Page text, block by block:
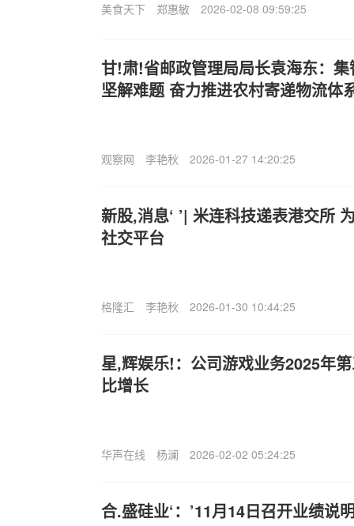
美食天下 郑惠敏 2026-02-08 09:59:25
甘!肃!省邮政管理局局长袁海东：
坚解难题 奋力推进农村寄递物流体
观察网 李艳秋 2026-01-27 14:20:25
新股,消息‘ ’| 米连科技递表港交所
社交平台
格隆汇 李艳秋 2026-01-30 10:44:25
星,辉娱乐!：公司游戏业务2025年
比增长
华声在线 杨澜 2026-02-02 05:24:25
合.盛硅业‘：’11月14日召开业绩说